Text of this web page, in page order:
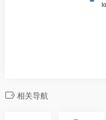
相关导航